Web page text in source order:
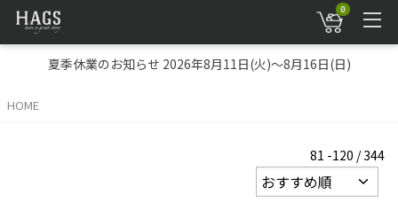
0
夏季休業のお知らせ 2026年8月11日(火)～8月16日(日)
HOME
81 -120 / 344